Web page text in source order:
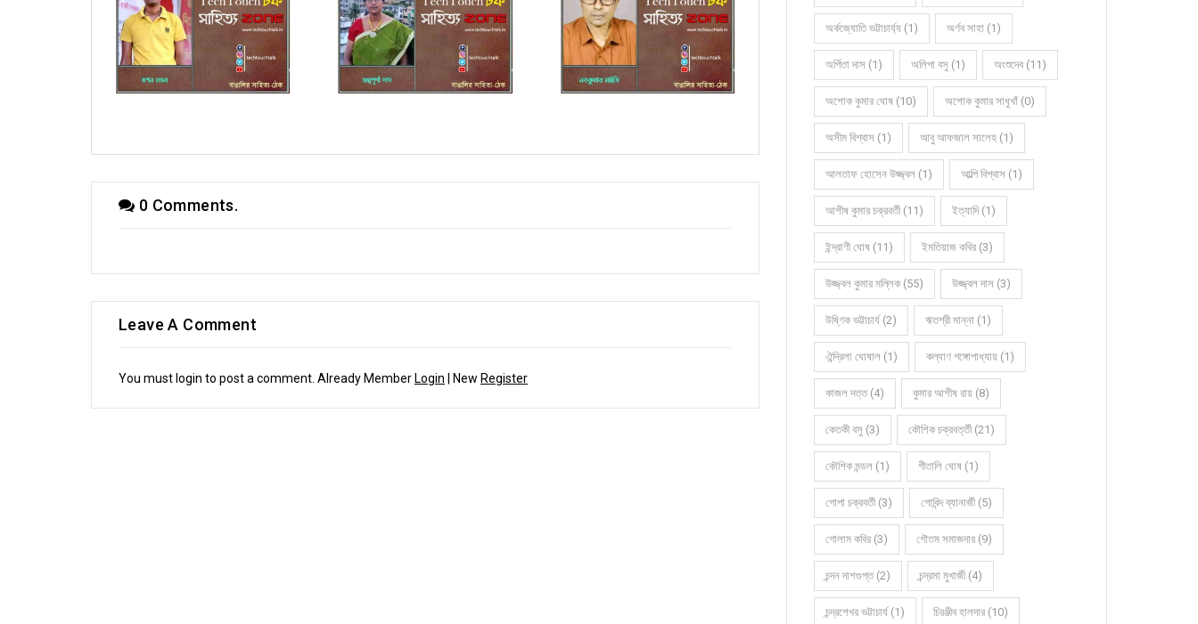
কবিতায় ডরোথী দাশ বিশ্বাস
0 Comments.
Leave A Comment
You must login to post a comment. Already Member Login | New Register
অর্কজ্যোতি ভট্টাচার্য্য (1) অর্ণব সাহা (1)
অর্পিতা দাস (1) অলিপা বসু (1) অংশুদেব (11)
অশোক কুমার ঘোষ (10) অশোক কুমার সাধুখাঁ (0)
অসীম বিশ্বাস (1) আবু আফজাল সালেহ (1)
আলতাফ হোসেন উজ্জ্বল (1) আল্পি বিশ্বাস (1)
আশীষ কুমার চক্রবর্তী (11) ইত্যাদি (1)
ইন্দ্রাণী ঘোষ (11) ইমতিয়াজ কবির (3)
উজ্জ্বল কুমার মল্লিক (55) উজ্জ্বল দাস (3)
উষ্ণিক ভট্টাচার্য (2) ঋতশ্রী মান্না (1)
ঐন্দ্রিলা ঘোষাল (1) কল্যাণ গঙ্গোপাধ্যায় (1)
কাজল দত্ত (4) কুমার আশীষ রায় (8)
কেতকী বসু (3) কৌশিক চক্রবর্ত্তী (21)
কৌশিক মন্ডল (1) গীতালি ঘোষ (1)
গোপা চক্রবর্তী (3) গোবিন্দ ব্যানার্জী (5)
গোলাম কবির (3) গৌতম সমাজদার (9)
চন্দন দাশগুপ্ত (2) চন্দ্রমা মুখার্জী (4)
চন্দ্রশেখর ভট্টাচার্য (1) চিরঞ্জীব হালদার (10)